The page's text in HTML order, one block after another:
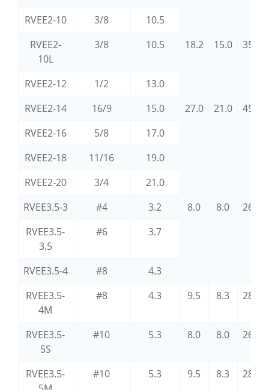
RVEE2-10
3/8
10.5
RVEE2-
10L
3/8 10.5 18.2 15.0 35.2
RVEE2-12 1/2
13.0
RVEE2-14
16/9 15.0 27.0 21.0
45.2
RVEE2-16
5/8
17.0
RVEE2-18
11/16
19.0
RVEE2-20
3/4
21.0
RVEE3.5-3
#4 3.2 8.0 8.0
26.0
RVEE3.5-
3.5
#6 3.7
RVEE3.5-4 #8
4.3
RVEE3.5-
4M
#8 4.3 9.5 8.3 28.0
RVEE3.5-
5S
#10 5.3 8.0 8.0 26.0
RVEE3.5-
#10 5.3 9.5 8.3 28.0